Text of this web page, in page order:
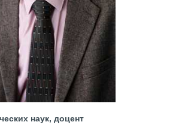
наук, доцент